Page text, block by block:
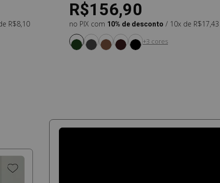
R$8,10
R$156,90
no PIX com 10% de desconto / 10x de R$17,43
+3 cores